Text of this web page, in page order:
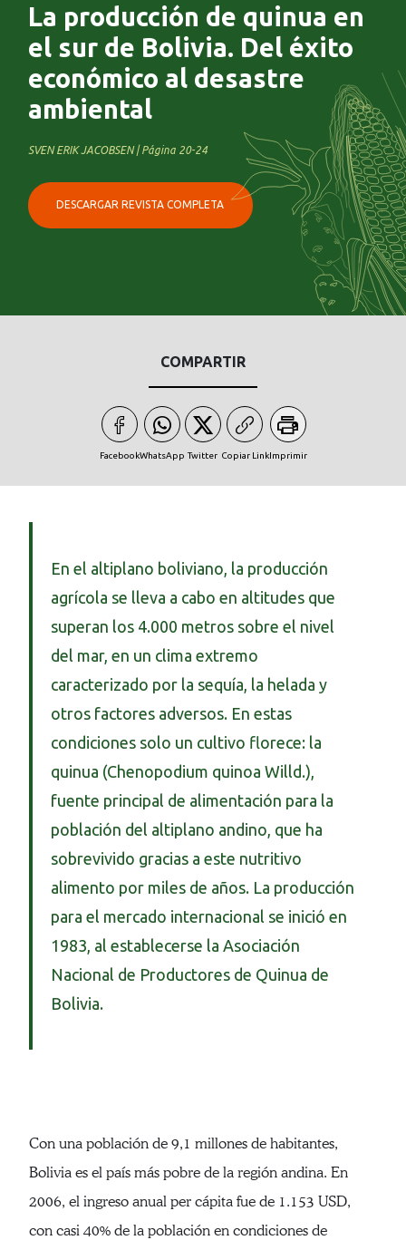
La producción de quinua en
el sur de Bolivia. Del éxito
económico al desastre
ambiental
SVEN ERIK JACOBSEN | Página 20-24
DESCARGAR REVISTA COMPLETA
COMPARTIR
FacebookWhatsApp Twitter Copiar LinkImprimir
En el altiplano boliviano, la producción
agrícola se lleva a cabo en altitudes que
superan los 4.000 metros sobre el nivel
del mar, en un clima extremo
caracterizado por la sequía, la helada y
otros factores adversos. En estas
condiciones solo un cultivo florece: la
quinua (Chenopodium quinoa Willd.),
fuente principal de alimentación para la
población del altiplano andino, que ha
sobrevivido gracias a este nutritivo
alimento por miles de años. La producción
para el mercado internacional se inició en
1983, al establecerse la Asociación
Nacional de Productores de Quinua de
Bolivia.
Con una población de 9,1 millones de habitantes,
Bolivia es el país más pobre de la región andina. En
2006, el ingreso anual per cápita fue de 1.153 USD,
con casi 40% de la población en condiciones de